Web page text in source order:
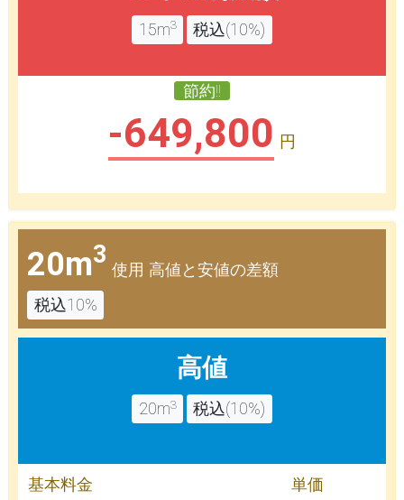
15m3 税込(10%)
節約!!
-649,800 円
20m3
使用 高値と安値の差額
税込10%
高値
20m3 税込(10%)
基本料金 単価